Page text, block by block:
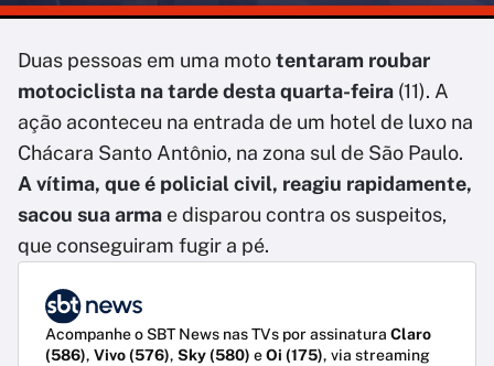
Duas pessoas em uma mototentaram roubar
motociclista na tarde desta quarta-feira (11). A
ação aconteceu na entrada de um hotel de luxo na
Chácara Santo Antônio, na zona sul de São Paulo.
A vítima, que é policial civil, reagiu rapidamente,
sacou sua arma e disparou contra os suspeitos,
que conseguiram fugir a pé.
Acompanhe o SBT News nas TVs por assinatura Claro
(586), Vivo (576), Sky (580) eOi (175), via streaming